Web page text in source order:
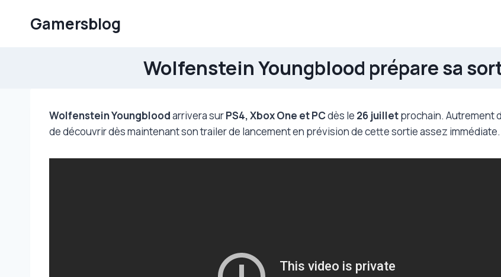
Gamersblog
Wolfenstein Youngblood prépare sa
Wolfenstein Youngbloodarrivera surPS4, Xbox One et PCdès le 26 juilletprochain. Autrement
de découvrir dès maintenant son trailer de lancement en prévision de cette sortie assez immédiate.